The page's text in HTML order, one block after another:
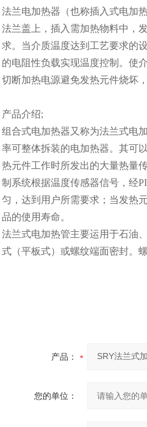
法兰电加热器（也称插入式电加
法兰盖上，插入需加热物料中，
求。当介质温度达到工艺要求的
的电阻性负载实现温度控制。使
切断加热电源避免发热元件烧坏
产品介绍;
组合式电加热器又称为法兰式电
率可整体拆装的电加热器。其可
热元件工作时所发出的大量热量
制系统根据温度传感器信号，经
匀，达到用户所需要求；当发热
品的使用寿命。
法兰式电加热管主要运用于石油
式（平板式）或螺纹端面密封。
产品：
您的单位：